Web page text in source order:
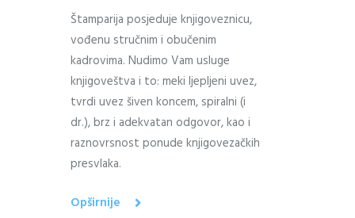
Štamparija posjeduje knjigoveznicu,
vođenu stručnim i obučenim
kadrovima. Nudimo Vam usluge
knjigoveštva i to: meki ljepljeni uvez,
tvrdi uvez šiven koncem, spiralni (i
dr.), brz i adekvatan odgovor, kao i
raznovrsnost ponude knjigovezačkih
presvlaka.
Opširnije